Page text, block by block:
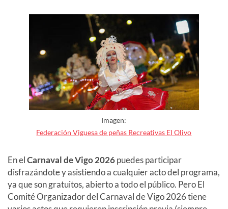
Imagen:
Federación Viguesa de peñas Recreativas El Olivo
En elCarnaval de Vigo 2026puedes participar
disfrazándote y asistiendo a cualquier acto del programa,
ya que son gratuitos, abierto a todo el público. Pero El
Comité Organizador del Carnaval de Vigo 2026 tiene